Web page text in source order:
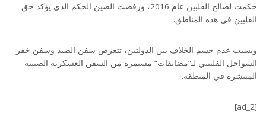
حكمت لصالح الفلبين عام 2016، ورفضت الصين الحكم الذي يؤكد حق
الفلبين في هذه المناطق.
وبسبب عدم حسم الخلاف بين الدولتين، تتعرض سفن الصيد وسفن خفر
السواحل الفلبيني لـ”مضايقات” مستمرة من السفن العسكرية الصينية
المنتشرة في المنطقة.
[ad_2]